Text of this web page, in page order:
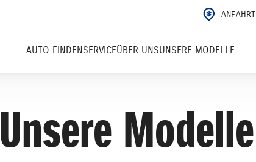
ANFAHRT
AUTO FINDENSERVICEÜBER UNSUNSERE MODELLE
Unsere Modelle